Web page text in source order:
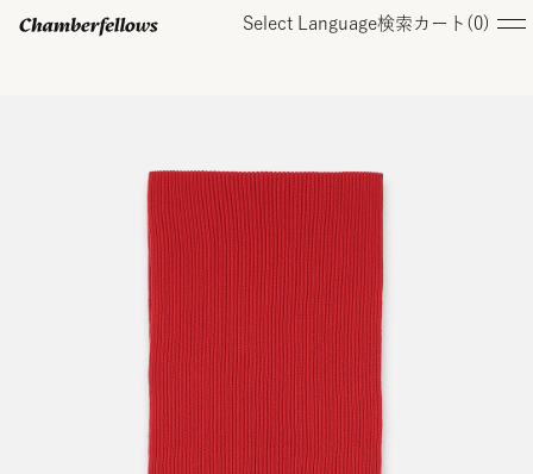
Select Language検索 カート( 0)
オンラインストア